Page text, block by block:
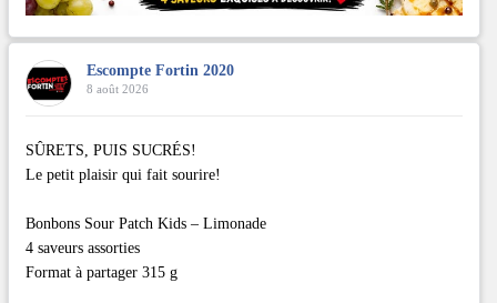
Escompte Fortin 2020
8 août 2026
SÛRETS, PUIS SUCRÉS!
Le petit plaisir qui fait sourire!
Bonbons Sour Patch Kids – Limonade
4 saveurs assorties
Format à partager 315 g